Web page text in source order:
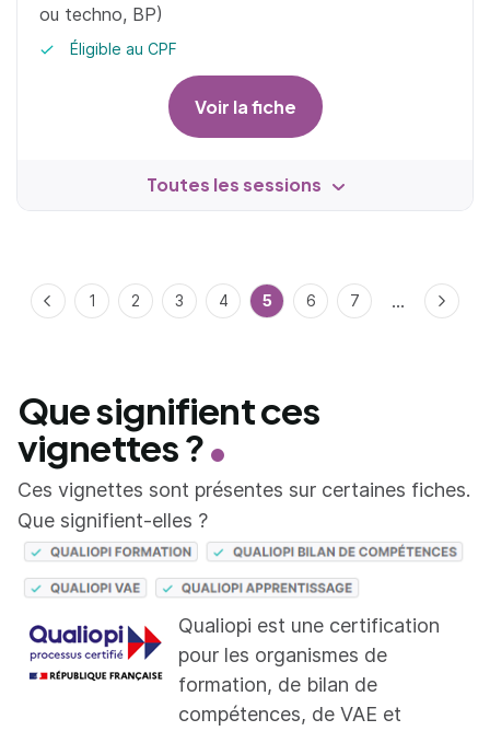
ou techno, BP)
Éligible au CPF
Voir la fiche
Toutes les sessions
Précédent
1 2 3 4 5 6 7 ...
Que signifient ces
vignettes ?
Ces vignettes sont présentes sur certaines fiches.
Que signifient-elles ?
Qualiopi est une certification
pour les organismes de
formation, de bilan de
compétences, de VAE et